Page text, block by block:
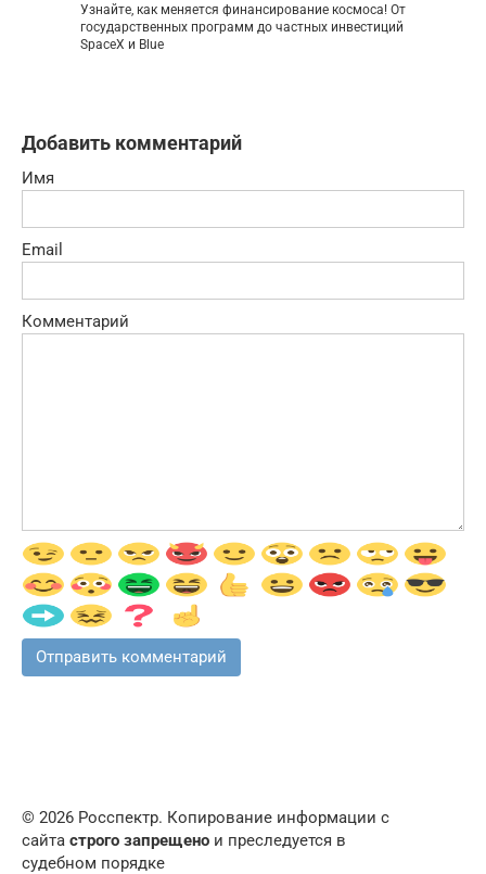
Узнайте, как меняется финансирование космоса! От
государственных программ до частных инвестиций
SpaceX и Blue
Добавить комментарий
Имя
Email
Комментарий
© 2026 Росспектр. Копирование информации с
сайта строго запрещено и преследуется в
судебном порядке